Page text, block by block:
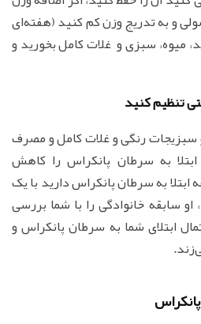
و به تدریج وزن کم کنید (هفته‌ای
میوه، سبزی و غلات کامل بخورید و
سبزیجات رنگی و غلات کامل و مصرف
به سرطان پانکراس را کاهش
به سرطان پانکراس دارید با یک
سابقه خانوادگی را با شما بررسی
ابتلای شما به سرطان پانکراس و